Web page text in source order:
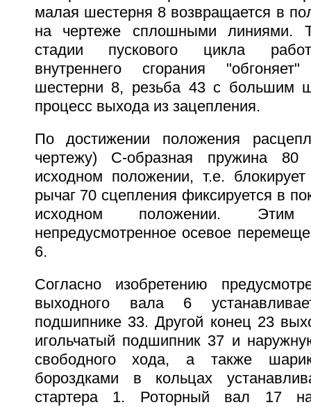
малая шестерня 8 возвращается в
на чертеже сплошными линиями.
стадии пускового цикла
внутреннего сгорания
шестерни 8, резьба 43 с большим
процесс выхода из зацепления.
По достижении положения
чертежу) С-образная пружина
исходном положении, т.е.
рычаг 70 сцепления фиксируется в
исходном положении. Этим
непредусмотренное осевое
6.
Согласно изобретению
выходного вала 6
подшипнике 33. Другой конец 23
игольчатый подшипник 37 и
свободного хода, а также
бороздками в кольцах
стартера 1. Роторный вал 17